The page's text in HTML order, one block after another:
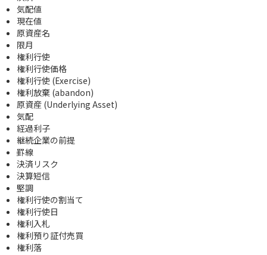
気配値
現在値
原資産名
限月
権利行使
権利行使価格
権利行使 (Exercise)
権利放棄 (abandon)
原資産 (Underlying Asset)
気配
経過利子
継続企業の前提
罫線
決済リスク
決算短信
堅調
権利行使の割当て
権利行使日
権利入札
権利預り証付売買
権利落